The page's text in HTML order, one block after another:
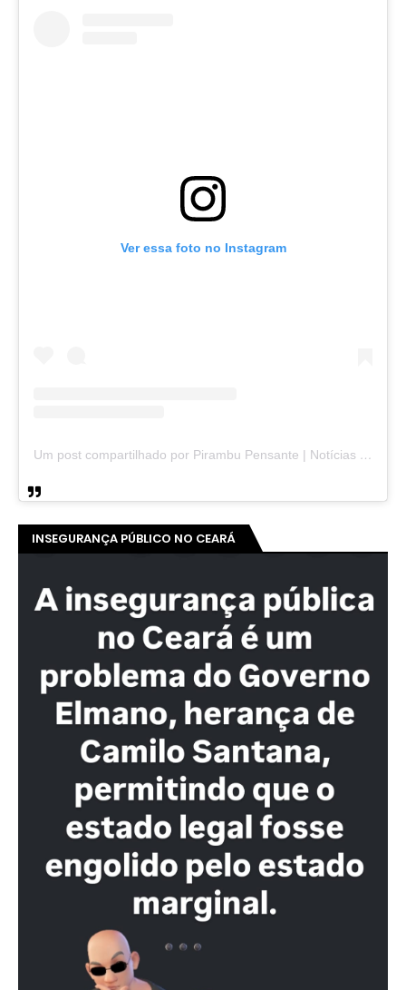
Ver essa foto no Instagram
Um post compartilhado por Pirambu Pensante | Notícias & Entretenimento (@pirambupensante)
INSEGURANÇA PÚBLICO NO CEARÁ